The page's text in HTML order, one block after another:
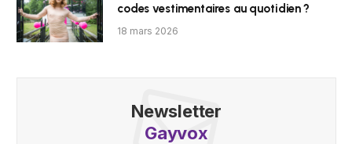
codes vestimentaires au quotidien ?
18 mars 2026
Newsletter
Gayvox